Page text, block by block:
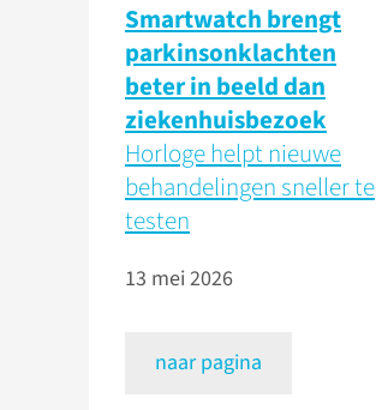
Smartwatch brengt
parkinsonklachten
beter in beeld dan
ziekenhuisbezoek
Horloge helpt nieuwe
behandelingen sneller te
testen
13 mei 2026
naar pagina